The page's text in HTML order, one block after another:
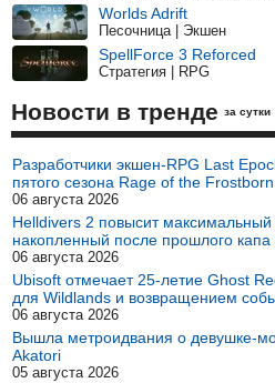
Worlds Adrift
Песочница | Экшен
SpellForce 3 Reforced
Стратегия | RPG
Новости в тренде за сутки
Разработчики экшен-RPG Last
пятого сезона Rage of the Frostborn
06 августа 2026
Helldivers 2 повысит
накопленный после прошлого
06 августа 2026
Ubisoft отмечает 25-летие Ghost
для Wildlands и возвращением
06 августа 2026
Вышла метроидвания о девушке-
Akatori
05 августа 2026